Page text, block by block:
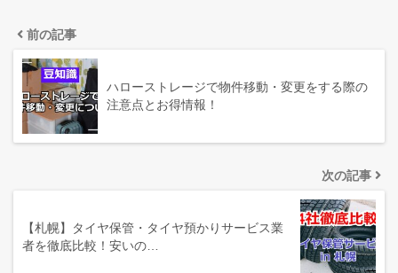
前の記事
ハローストレージで物件移動・変更をする際の
注意点とお得情報！
次の記事
【札幌】タイヤ保管・タイヤ預かりサービス業
者を徹底比較！安いの…